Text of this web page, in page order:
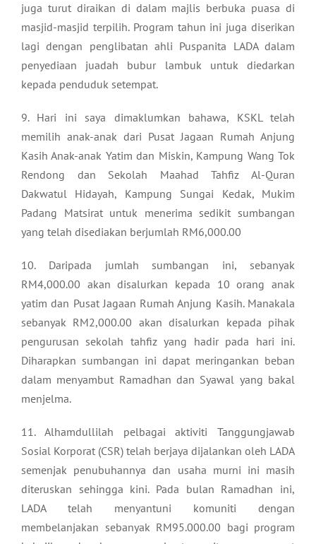
juga turut diraikan di dalam majlis berbuka puasa di
masjid-masjid terpilih. Program tahun ini juga diserikan
lagi dengan penglibatan ahli Puspanita LADA dalam
penyediaan juadah bubur lambuk untuk diedarkan
kepada penduduk setempat.
9. Hari ini saya dimaklumkan bahawa, KSKL telah
memilih anak-anak dari Pusat Jagaan Rumah Anjung
Kasih Anak-anak Yatim dan Miskin, Kampung Wang Tok
Rendong dan Sekolah Maahad Tahfiz Al-Quran
Dakwatul Hidayah, Kampung Sungai Kedak, Mukim
Padang Matsirat untuk menerima sedikit sumbangan
yang telah disediakan berjumlah RM6,000.00
10. Daripada jumlah sumbangan ini, sebanyak
RM4,000.00 akan disalurkan kepada 10 orang anak
yatim dan Pusat Jagaan Rumah Anjung Kasih. Manakala
sebanyak RM2,000.00 akan disalurkan kepada pihak
pengurusan sekolah tahfiz yang hadir pada hari ini.
Diharapkan sumbangan ini dapat meringankan beban
dalam menyambut Ramadhan dan Syawal yang bakal
menjelma.
11. Alhamdullilah pelbagai aktiviti Tanggungjawab
Sosial Korporat (CSR) telah berjaya dijalankan oleh LADA
semenjak penubuhannya dan usaha murni ini masih
diteruskan sehingga kini. Pada bulan Ramadhan ini,
LADA telah menyantuni komuniti dengan
membelanjakan sebanyak RM95.000.00 bagi program